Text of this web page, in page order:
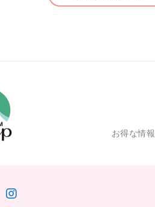
お得な情報